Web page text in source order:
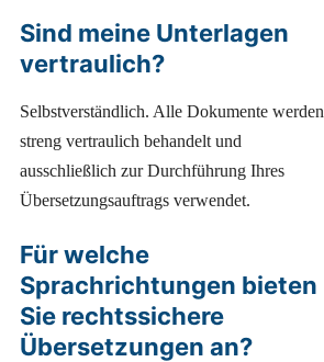
Sind meine Unterlagen
vertraulich?
Selbstverständlich. Alle Dokumente werden
streng vertraulich behandelt und
ausschließlich zur Durchführung Ihres
Übersetzungsauftrags verwendet.
Für welche
Sprachrichtungen bieten
Sie rechtssichere
Übersetzungen an?